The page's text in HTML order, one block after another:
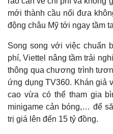
mới thành cầu nối đưa
động châu Mỹ tới ngay tầm
Song song với việc chuẩn
phí, Viettel nâng tầm trải
thông qua chương trình
ứng dụng TV360. Khán giả
cao vừa có thể tham gia
minigame cản bóng,… để
trị giá lên đến 15 tỷ đồng.